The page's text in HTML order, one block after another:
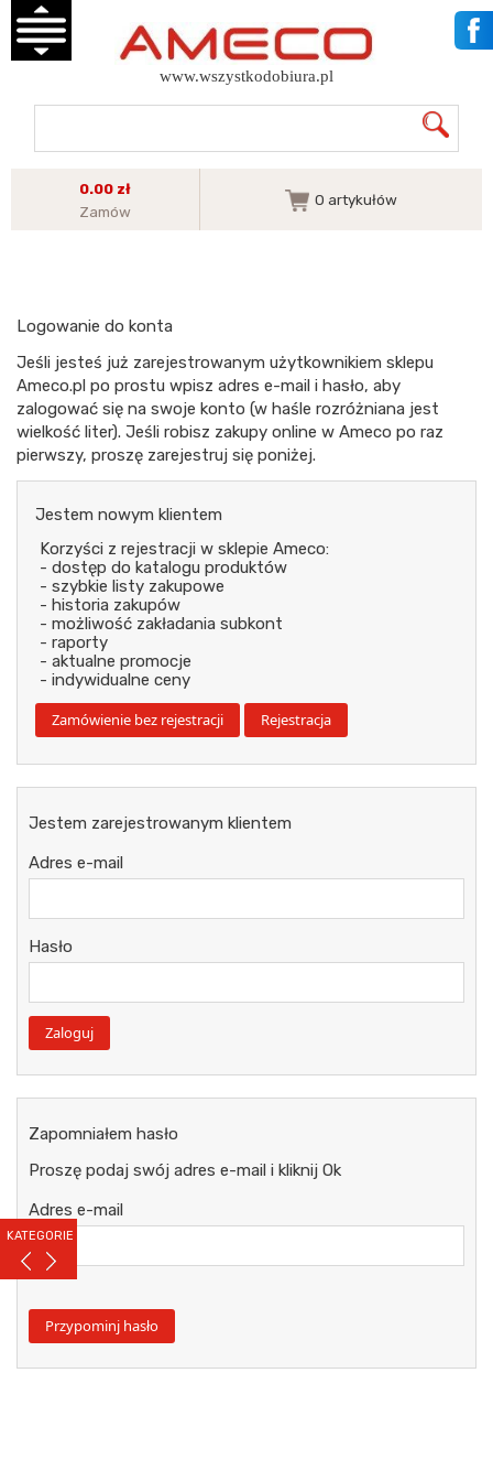
KATEGORIE
www.wszystkodobiura.pl
0.00 zł
Zamów
0 artykułów
Logowanie do konta
Jeśli jesteś już zarejestrowanym użytkownikiem sklepu
Ameco.pl po prostu wpisz adres e-mail i hasło, aby
zalogować się na swoje konto (w haśle rozróżniana jest
wielkość liter). Jeśli robisz zakupy online w Ameco po raz
pierwszy, proszę zarejestruj się poniżej.
Jestem nowym klientem
Korzyści z rejestracji w sklepie Ameco:
- dostęp do katalogu produktów
- szybkie listy zakupowe
- historia zakupów
- możliwość zakładania subkont
- raporty
- aktualne promocje
- indywidualne ceny
Jestem zarejestrowanym klientem
Adres e-mail
Hasło
Zapomniałem hasło
Proszę podaj swój adres e-mail i kliknij Ok
Adres e-mail